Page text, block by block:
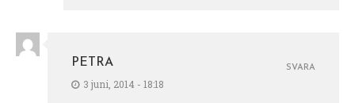
PETRA
3 juni, 2014 - 18:18
SVARA